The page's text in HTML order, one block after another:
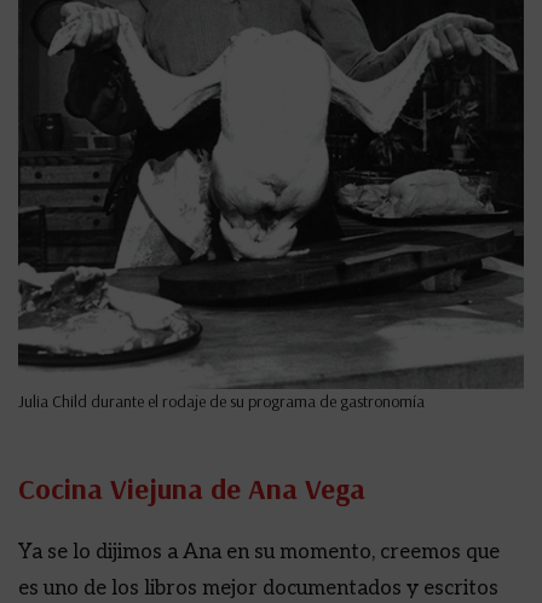
Julia Child durante el rodaje de su programa de gastronomía
Cocina Viejuna de Ana Vega
Ya se lo dijimos a Ana en su momento, creemos que
es uno de los libros mejor documentados y escritos